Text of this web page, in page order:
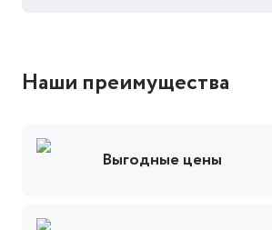
Наши преимущества
Выгодные цены